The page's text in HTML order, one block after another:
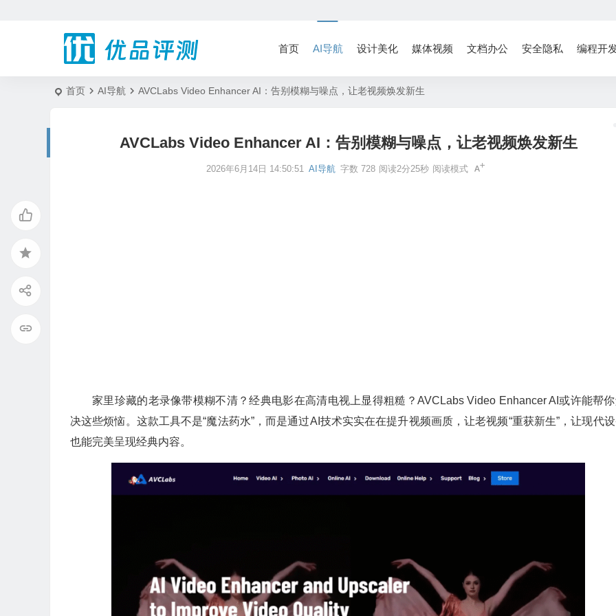
首页 AI导航 设计美化 媒体视频 文档办公 安全隐私 编程开
首页 AI导航 AVCLabs Video Enhancer AI：告别模糊与噪点，让老视频焕发新生
AVCLabs Video Enhancer AI：告别模糊与噪点，让老视频焕发新生
2026年6月14日 14:50:51 AI导航 字数 728 阅读2分25秒 阅读模式
家里珍藏的老录像带模糊不清？经典电影在高清电视上显得粗糙？AVCLabs Video Enhancer AI或许能帮
决这些烦恼。这款工具不是“魔法药水”，而是通过AI技术实实在在提升视频画质，让老视频“重获新生”，让现代
也能完美呈现经典内容。